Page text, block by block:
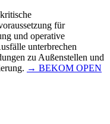
für
und operative
unterbrechen
zu Außenstellen und
→ BEKOM OPEN